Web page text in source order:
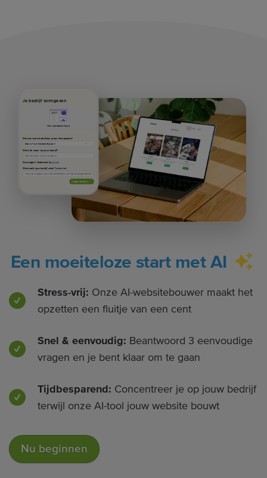
Je bedrijf vormgeven
Met voorbeeldinhoud
Wat voor soort bedrijf ben je aan het opzetten?
Wat is de naam van jouw bedrijf?
Gevestigd in Nederland Bewerken
Wat maakt jouw bedrijf uniek?(optioneel)
Volgende stap
Een moeiteloze start met AI
Stress-vrij: Onze AI-websitebouwer maakt het
opzetten een fluitje van een cent
Snel & eenvoudig: Beantwoord 3 eenvoudige
vragen en je bent klaar om te gaan
Tijdbesparend: Concentreer je op jouw bedrijf
terwijl onze AI-tool jouw website bouwt
Nu beginnen